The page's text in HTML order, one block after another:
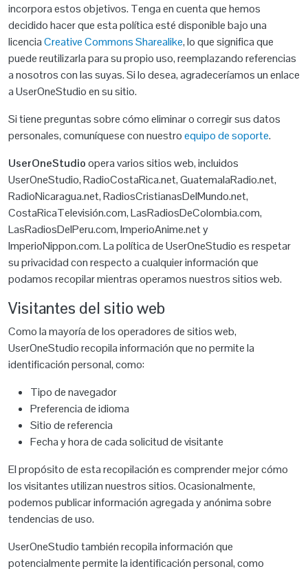
incorpora estos objetivos. Tenga en cuenta que hemos
decidido hacer que esta política esté disponible bajo una
licenciaCreative Commons Sharealike, lo que significa que
puede reutilizarla para su propio uso, reemplazando referencias
a nosotros con las suyas. Si lo desea, agradeceríamos un enlace
a UserOneStudio en su sitio.
Si tiene preguntas sobre cómo eliminar o corregir sus datos
personales, comuníquese con nuestroequipo de soporte.
UserOneStudioopera varios sitios web, incluidos
UserOneStudio, RadioCostaRica.net, GuatemalaRadio.net,
RadioNicaragua.net, RadiosCristianasDelMundo.net,
CostaRicaTelevisión.com, LasRadiosDeColombia.com,
LasRadiosDelPeru.com, ImperioAnime.net y
ImperioNippon.com. La política de UserOneStudio es respetar
su privacidad con respecto a cualquier información que
podamos recopilar mientras operamos nuestros sitios web.
Visitantes del sitio web
Como la mayoría de los operadores de sitios web,
UserOneStudio recopila información que no permite la
identificación personal, como:
Tipo de navegador
Preferencia de idioma
Sitio de referencia
Fecha y hora de cada solicitud de visitante
El propósito de esta recopilación es comprender mejor cómo
los visitantes utilizan nuestros sitios. Ocasionalmente,
podemos publicar información agregada y anónima sobre
tendencias de uso.
UserOneStudio también recopila información que
potencialmente permite la identificación personal, como